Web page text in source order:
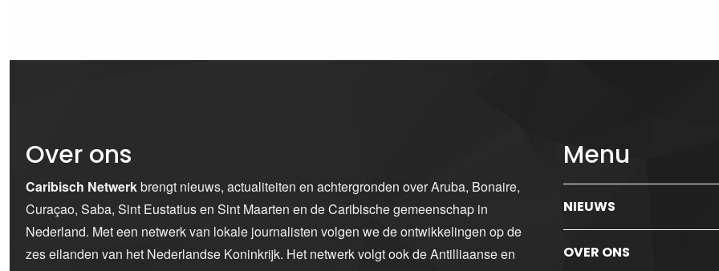
Over ons
Caribisch Netwerkbrengt nieuws, actualiteiten en achtergronden over Aruba, Bonaire,
Curaçao, Saba, Sint Eustatius en Sint Maarten en de Caribische gemeenschap in
Nederland. Met een netwerk van lokale journalisten volgen we de ontwikkelingen op de
zes eilanden van het Nederlandse Koninkrijk. Het netwerk volgt ook de Antilliaanse en
Menu
NIEUWS
OVER ONS